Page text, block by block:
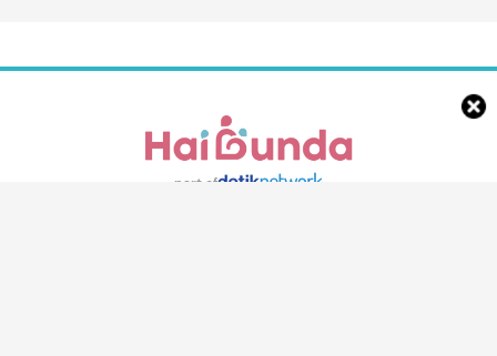
part of